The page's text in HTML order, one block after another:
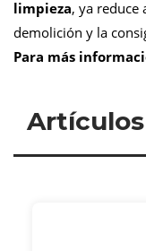
limpieza, ya reduce
demolición y la
Para más